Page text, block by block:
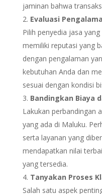
jaminan bahwa
Evaluasi
Pilih penyedia jasa
memiliki reputasi yang
dengan pengalaman
kebutuhan Anda dan
sesuai dengan kondisi
Bandingkan Biaya
Lakukan perbandingan
yang ada di Maluku.
serta layanan yang
mendapatkan nilai
yang tersedia.
Tanyakan Proses
Salah satu aspek